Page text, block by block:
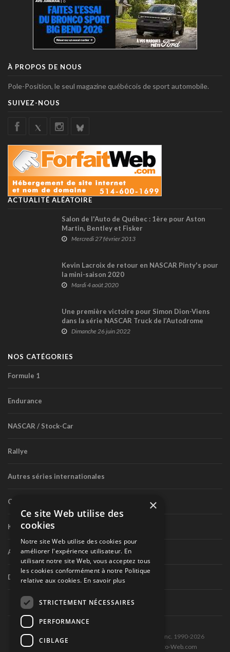
À PROPOS DE NOUS
Pole-Position, le seul magazine québécois de sport automobile.
SUIVEZ-NOUS
ACTUALITÉ ALÉATOIRE
Salon de l'Auto de Québec : 1ère pour Aston
Martin, Bentley et Fisker
Mercredi 27 février 2013
Kevin Lacroix de retour en NASCAR Pinty's pour
la mini-saison 2020
Mardi 4 août 2020
Une première victoire pour Simon Dion-Viens
dans la série NASCAR Truck de l’Autodrome
Chaudière !
Dimanche 26 juin 2022
NOS CATÉGORIES
Formule 1
Endurance
NASCAR / Stock-Car
Rallye
Autres séries internationales
Circuit routier canadien
Karting
Autres séries nationales
Divers
Tous droits réservés © Les Éditions Pole-Position inc. 1990-2026
Ce site est produit et hébergé par Montréal-Photo-Web.com
×
Ce site Web utilise des
cookies
Notre site Web utilise des cookies pour
améliorer l'expérience utilisateur. En
utilisant notre site Web, vous acceptez tous
les cookies conformément à notre Politique
relative aux cookies. En savoir plus
STRICTEMENT NÉCESSAIRES
PERFORMANCE
CIBLAGE